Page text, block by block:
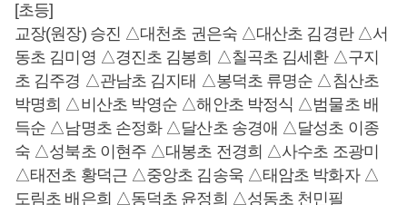
[초등]
교장(원장) 승진 △대천초 권은숙 △대산초 김경란 △서
동초 김미영 △경진초 김봉희 △칠곡초 김세환 △구지
초 김주경 △관남초 김지태 △봉덕초 류명순 △침산초
박명희 △비산초 박영순 △해안초 박정식 △범물초 배
득순 △남명초 손정화 △달산초 송경애 △달성초 이종
숙 △성북초 이현주 △대봉초 전경희 △사수초 조광미
△태전초 황덕근 △중앙초 김송욱 △태암초 박화자 △
도림초 배은희 △동덕초 윤정희 △성동초 천민필